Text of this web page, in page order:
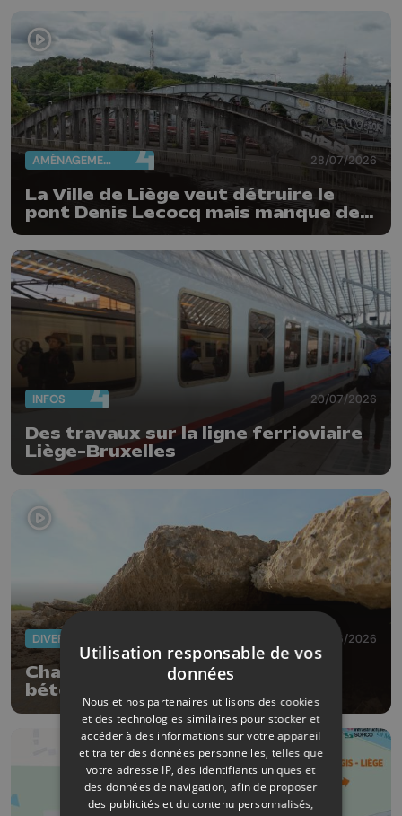
AMÉNAGEMENT DU TERRITOIRE 28/07/2026
La Ville de Liège veut détruire le
pont Denis Lecocq mais manque de
budget pour le faire
INFOS 20/07/2026
Des travaux sur la ligne ferrioviaire
Liège-Bruxelles
DIVERS 26/06/2026
Chaleurs records : des voiries en
béton se soulèvent
Utilisation responsable de vos
données
Nous et nos partenaires utilisons des cookies
et des technologies similaires pour stocker et
accéder à des informations sur votre appareil
et traiter des données personnelles, telles que
votre adresse IP, des identifiants uniques et
des données de navigation, afin de proposer
des publicités et du contenu personnalisés,